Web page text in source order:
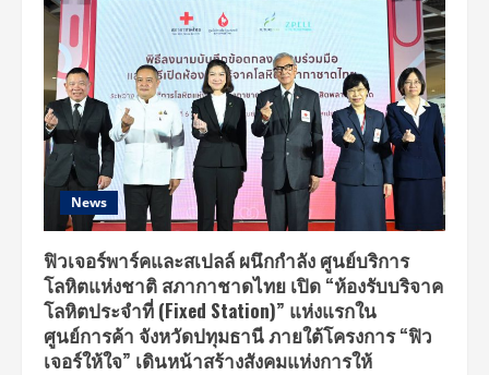
ใหม่
ชวน
สอง
กูรู
เผย
เทคนิค
สร้าง
ราย
ได้
บน
โลก
ออนไลน์
News
ฟิวเจอร์พาร์คและสเปลล์ ผนึกกำลัง ศูนย์บริการ
โลหิตแห่งชาติ สภากาชาดไทย เปิด “ห้องรับบริจาค
โลหิตประจำที่ (Fixed Station)” แห่งแรกใน
ศูนย์การค้า จังหวัดปทุมธานี ภายใต้โครงการ “ฟิว
เจอร์ให้ใจ” เดินหน้าสร้างสังคมแห่งการให้